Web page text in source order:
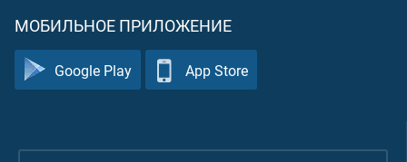
МОБИЛЬНОЕ ПРИЛОЖЕНИЕ
Google Play App Store